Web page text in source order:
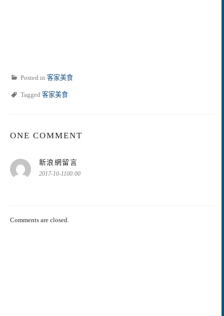
Posted in 客家美食
Tagged 客家美食
ONE COMMENT
新浪網留言
示:
2017-10-1100:00
Comments are closed.